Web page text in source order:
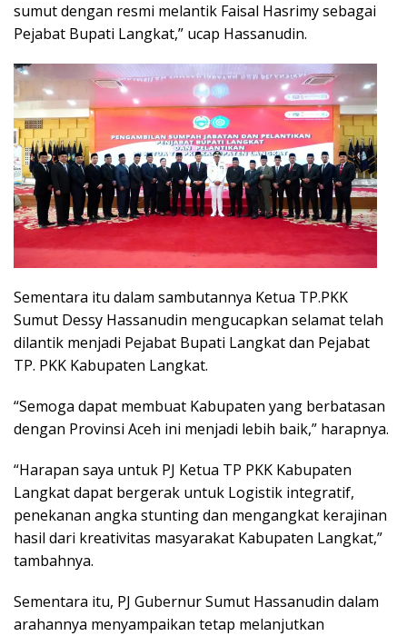
sumut dengan resmi melantik Faisal Hasrimy sebagai
Pejabat Bupati Langkat,” ucap Hassanudin.
Sementara itu dalam sambutannya Ketua TP.PKK
Sumut Dessy Hassanudin mengucapkan selamat telah
dilantik menjadi Pejabat Bupati Langkat dan Pejabat
TP. PKK Kabupaten Langkat.
“Semoga dapat membuat Kabupaten yang berbatasan
dengan Provinsi Aceh ini menjadi lebih baik,” harapnya.
“Harapan saya untuk PJ Ketua TP PKK Kabupaten
Langkat dapat bergerak untuk Logistik integratif,
penekanan angka stunting dan mengangkat kerajinan
hasil dari kreativitas masyarakat Kabupaten Langkat,”
tambahnya.
Sementara itu, PJ Gubernur Sumut Hassanudin dalam
arahannya menyampaikan tetap melanjutkan